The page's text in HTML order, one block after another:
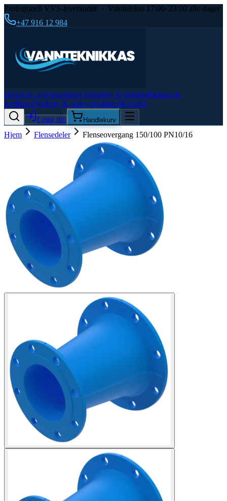
Profesjonell VVS-leverandør · Vakttelefon 17:00–23:00 alle dager
+47 916 12 984
HjemOm ossFlensedelerTestutstyr & redningFittings &
koblingerVerktøy & andre produkterKontakt
Logg inn
Handlekurv
Hjem Flensedeler Flenseovergang 150/100 PN10/16